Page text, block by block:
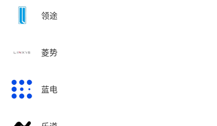
领途
菱势
蓝电